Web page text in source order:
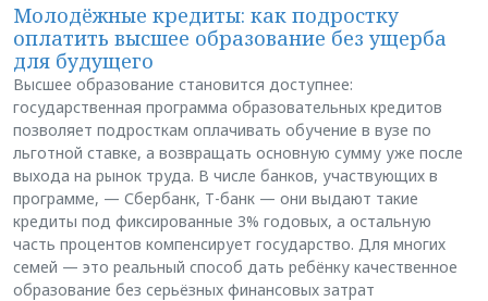
Молодёжные кредиты: как подростку
оплатить высшее образование без ущерба
для будущего
Высшее образование становится доступнее:
государственная программа образовательных кредитов
позволяет подросткам оплачивать обучение в вузе по
льготной ставке, а возвращать основную сумму уже после
выхода на рынок труда. В числе банков, участвующих в
программе, — Сбербанк, Т-банк — они выдают такие
кредиты под фиксированные 3% годовых, а остальную
часть процентов компенсирует государство. Для многих
семей — это реальный способ дать ребёнку качественное
образование без серьёзных финансовых затрат